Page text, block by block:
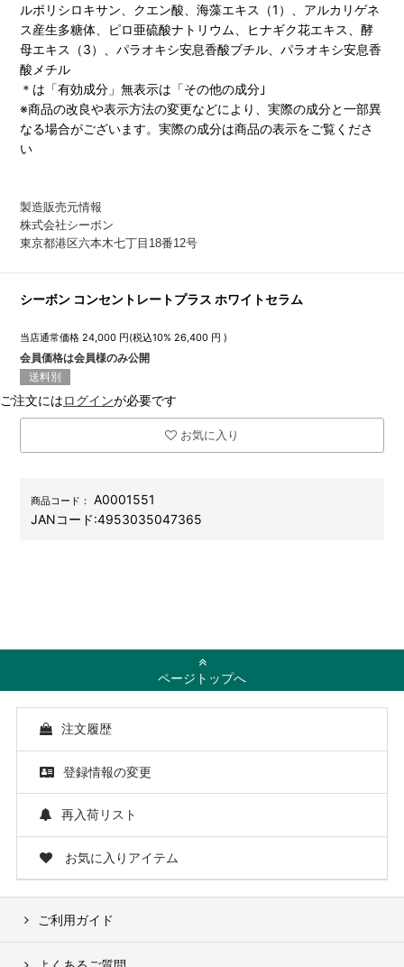
ルポリシロキサン、クエン酸、海藻エキス（1）、アルカリゲネ
ス産生多糖体、ピロ亜硫酸ナトリウム、ヒナギク花エキス、酵
母エキス（3）、パラオキシ安息香酸ブチル、パラオキシ安息香
酸メチル
＊は「有効成分」無表示は「その他の成分｣
※商品の改良や表示方法の変更などにより、実際の成分と一部異
なる場合がございます。実際の成分は商品の表示をご覧くださ
い
製造販売元情報
株式会社シーボン
東京都港区六本木七丁目18番12号
シーボン コンセントレートプラス ホワイトセラム
当店通常価格 24,000 円(税込10%26,400 円 )
会員価格は会員様のみ公開
送料別
ご注文にはログインが必要です
お気に入り
商品コード：
A0001551
JANコード:4953035047365
ページトップへ
注文履歴
登録情報の変更
再入荷リスト
お気に入りアイテム
ご利用ガイド